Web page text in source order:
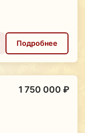
Подробнее
1 750 000 ₽